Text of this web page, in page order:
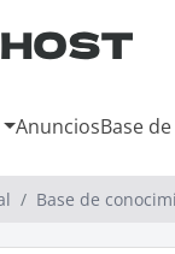
AnunciosBase
Base de